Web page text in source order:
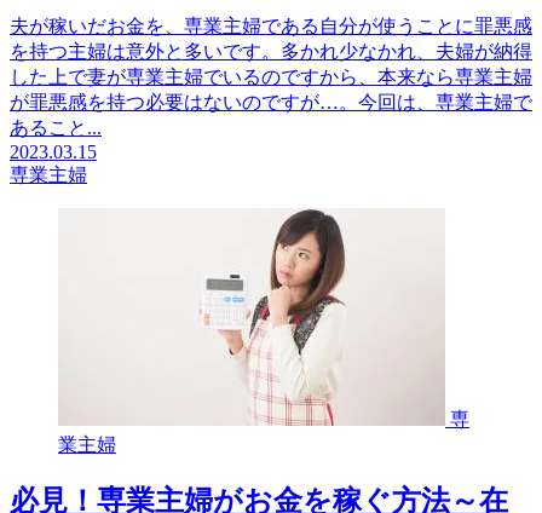
夫が稼いだお金を、専業主婦である自分が使うことに罪悪感
を持つ主婦は意外と多いです。多かれ少なかれ、夫婦が納得
した上で妻が専業主婦でいるのですから、本来なら専業主婦
が罪悪感を持つ必要はないのですが…。今回は、専業主婦で
あること...
2023.03.15
専業主婦
専
業主婦
必見！専業主婦がお金を稼ぐ方法～在